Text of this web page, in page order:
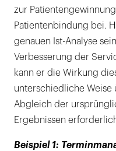
zur
Patientenbindung bei.
genauen Ist-Analyse
Verbesserung der
kann er die Wirkung
unterschiedliche Weise
Abgleich der
Ergebnissen
Beispiel 1: